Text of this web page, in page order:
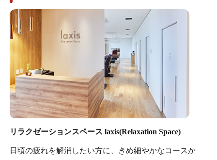
リラクゼーションスペース laxis(Relaxation Space)
日頃の疲れを解消したい方に、きめ細やかなコースか